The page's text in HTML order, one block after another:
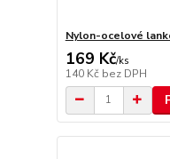
Nylon-ocelové
169 Kč/ks
140 Kč bez DPH